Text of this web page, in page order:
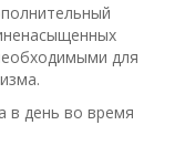
для
в день во время